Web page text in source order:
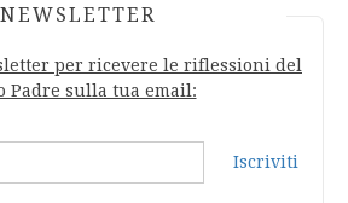
NEWSLETTER
per ricevere le riflessioni del
Padre sulla tua email:
Iscriviti